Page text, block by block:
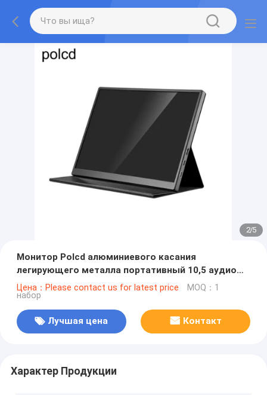
2/5
Монитор Polcd алюминиевого касания
легирующего металла портативный 10,5 аудио
выход IPS HD дюйма
Цена：Please contact us for latest price MOQ：1
набор
Лучшая цена Контакт
Характер Продукции